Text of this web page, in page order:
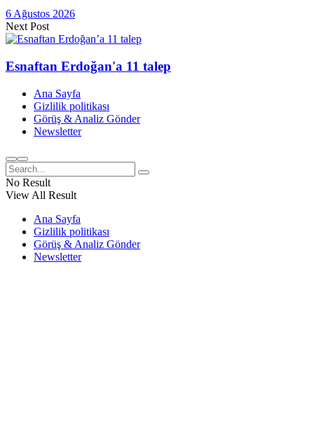
6 Ağustos 2026
Next Post
Esnaftan Erdoğan'a 11 talep
Ana Sayfa
Gizlilik politikası
Görüş & Analiz Gönder
Newsletter
No Result
View All Result
Ana Sayfa
Gizlilik politikası
Görüş & Analiz Gönder
Newsletter